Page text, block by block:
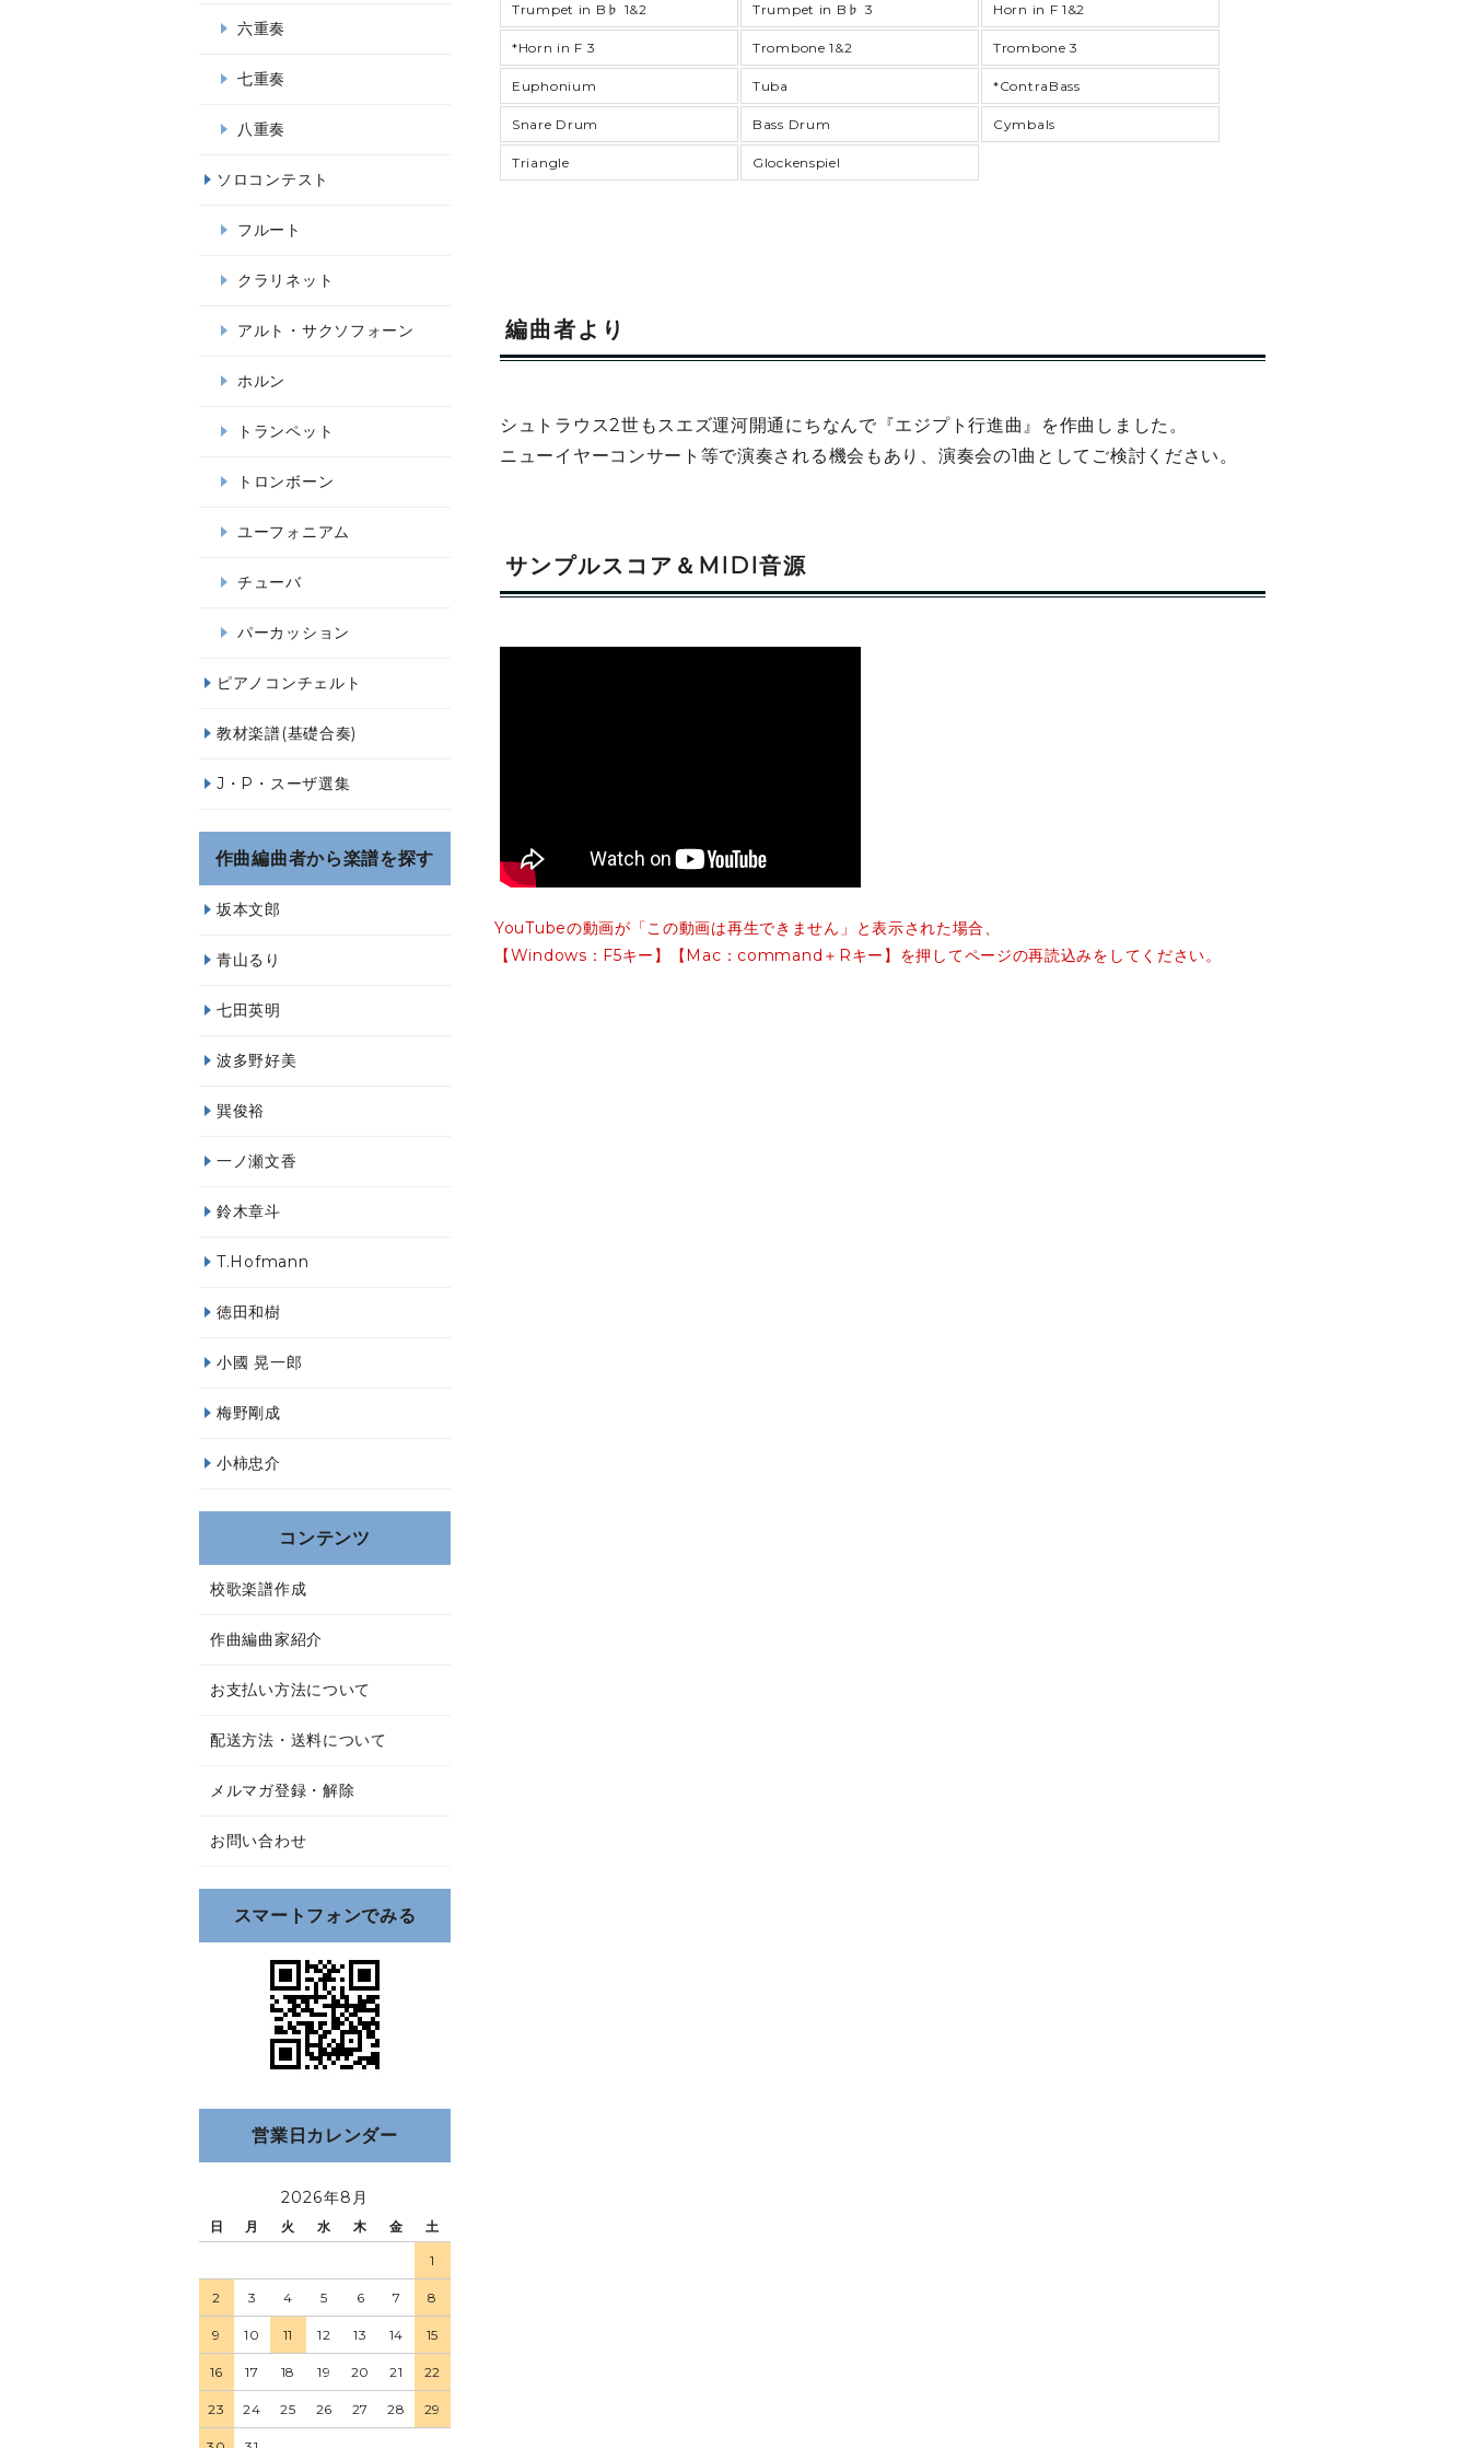
Trumpet in B♭ 1&2 Trumpet in B♭ 3 Horn in F 1&2
*Horn in F 3 Trombone 1&2 Trombone 3
Euphonium Tuba *ContraBass
Snare Drum Bass Drum Cymbals
Triangle Glockenspiel
編曲者より
シュトラウス2世もスエズ運河開通にちなんで『エジプト行進曲』を作曲しました。
ニューイヤーコンサート等で演奏される機会もあり、演奏会の1曲としてご検討ください。
サンプルスコア＆MIDI音源
YouTubeの動画が「この動画は再生できません」と表示された場合、
【Windows：F5キー】【Mac：command＋Rキー】を押してページの再読込みをしてください。
六重奏
七重奏
八重奏
ソロコンテスト
フルート
クラリネット
アルト・サクソフォーン
ホルン
トランペット
トロンボーン
ユーフォニアム
チューバ
パーカッション
ピアノコンチェルト
教材楽譜(基礎合奏)
J・P・スーザ選集
作曲編曲者から楽譜を探す
坂本文郎
青山るり
七田英明
波多野好美
巽俊裕
一ノ瀬文香
鈴木章斗
T.Hofmann
徳田和樹
小國 晃一郎
梅野剛成
小柿忠介
コンテンツ
校歌楽譜作成
作曲編曲家紹介
お支払い方法について
配送方法・送料について
メルマガ登録・解除
お問い合わせ
スマートフォンでみる
営業日カレンダー
2026年8月
日 月 火 水 木 金 土
1
2 3 4 5 6 7 8
9 10 11 12 13 14 15
16 17 18 19 20 21 22
23 24 25 26 27 28 29